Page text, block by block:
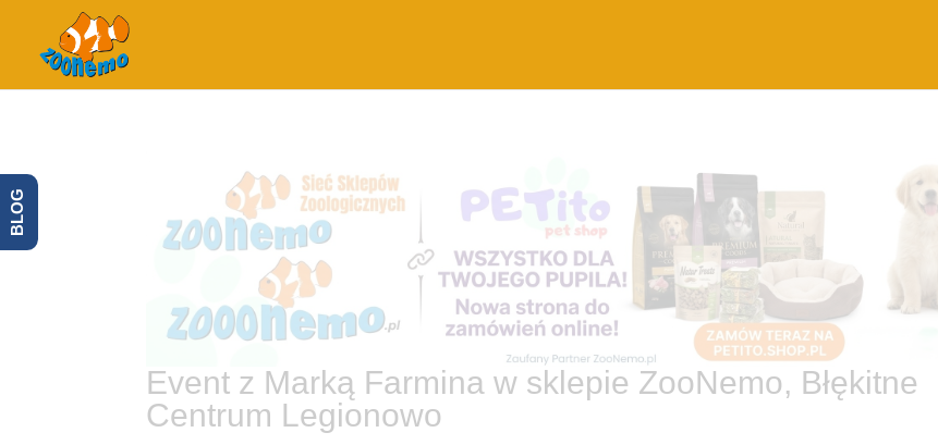
Event z Marką Farmina w sklepie ZooNemo, Błękitne
Centrum Legionowo
BLOG